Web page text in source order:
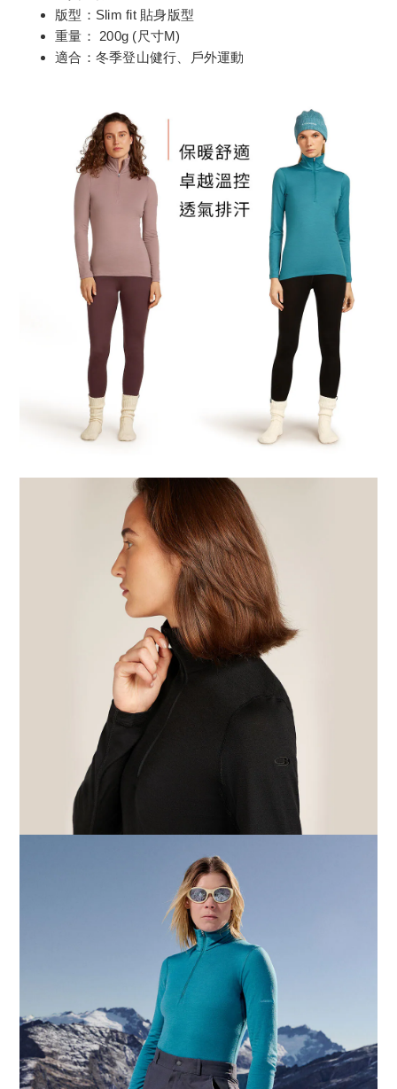
版型：Slim fit 貼身版型
重量： 200g (尺寸M)
適合：冬季登山健行、戶外運動